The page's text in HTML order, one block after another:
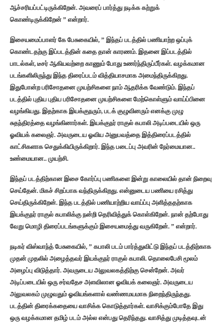
ஆச்சரியப்பட்டிருக்கிறேன். அவரைப் பார்த்து நடிக்க கற்றுக்
கொண்டிருக்கிறேன் ” என்றார்.
இசையமைப்பாளர் கே பேசுகையில், ” இந்தப் படத்தில் பணியாற்ற ஒப்புக்
கொண்டதற்கு இப்படத்தின் கதை தான் காரணம். இதனை இப்படத்தில்
பாடல்கள், டீசர் ஆகியவற்றை காணும் போது உணர்ந்திருப்பீர்கள். வழக்கமான
படங்களிலிருந்து இந்த திரைப்படம் வித்தியாசமாக அமைந்திருக்கிறது.
இதுபோன்ற பரிசோதனை முயற்சிகளை நாம் ஆதரிக்க வேண்டும். இந்தப்
படத்தில் புதிய புதிய பரிசோதனை முயற்சிகளை மேற்கொள்ளும் வாய்ப்பினை
வழங்கியது.‌ இதற்காக இயக்குநரும், படக் குழுவினரும் எனக்கு முழு
சுதந்திரத்தை வழங்கினார்கள். இயக்குநர் ராகுல் கபாலி அடிப்படையில் ஒரு
ஓவியக் கலைஞர். அவருடைய ஓவிய அனுபவத்தை இத்திரைப்படத்தில்
காட்சிகளாக செதுக்கியிருக்கிறார். இந்த படைப்பு அவரின் நேர்மையான..
உண்மையான.. முயற்சி.‌
இந்தப் படத்திற்கான இசை கோர்ப்பு பணிகளை இன்று காலையில் தான் நிறைவு
செய்தேன். மிகச் சிறப்பாக வந்திருக்கிறது. என்னுடைய பணியை ரசித்து
செய்திருக்கிறேன். இந்த படத்தில் பணியாற்றிய வாய்ப்பு அளித்ததற்காக
இயக்குநர் ராகுல் கபாலிக்கு நன்றி தெரிவித்துக் கொள்கிறேன்.‌ நான் தற்போது
வேறு மொழி திரைப்படங்களுக்கும் இசையமைத்து வருகிறேன். ” என்றார்.
நடிகர் விஸ்வாந்த் பேசுகையில், ” கபாலி படம் பார்த்துவிட்டு இந்தப் படத்திற்காக
முதன் முதலில் அழைத்தவர் இயக்குநர் ராகுல் கபாலி. தொலைபேசி மூலம்
அழைப்பு விடுத்தார். அவருடைய அலுவலகத்திற்கு சென்றேன். அவர்
அடிப்படையில் ஒரு சர்வதேச அளவிலான ஓவியக் கலைஞர். அவருடைய
அலுவலகம் முழுவதும் ஓவியங்களால் வண்ணமயமாக நிறைந்திருந்தது.
படத்தின் திரைக்கதையை வாசிக்க கொடுத்தார்கள். வாசிக்கும்போதே இது
ஒரு வழக்கமான தமிழ் படம் அல்ல என்பது தெரிந்தது. வாசித்து முடித்தவுடன்